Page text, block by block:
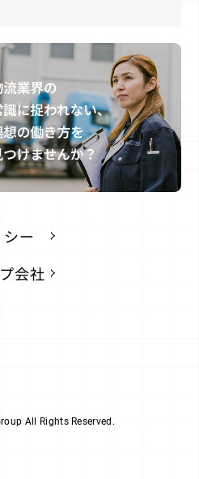
シー
会社
All Rights Reserved.